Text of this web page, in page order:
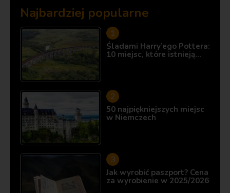
Najbardziej popularne
Śladami Harry’ego Pottera:
10 miejsc, które istnieją…
50 najpiękniejszych miejsc
w Niemczech
Jak wyrobić paszport? Cena
za wyrobienie w 2025/2026